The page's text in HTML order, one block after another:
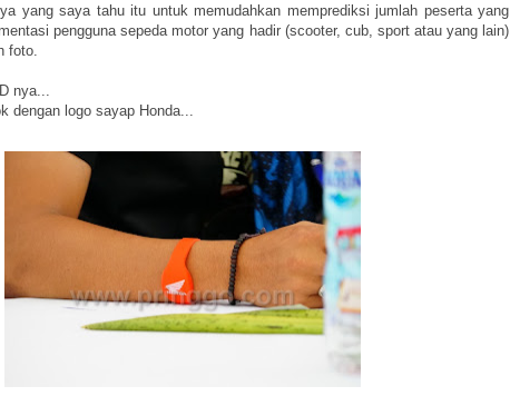
yang saya tahu itu untuk memudahkan memprediksi jumlah peserta yang
pengguna sepeda motor yang hadir (scooter, cub, sport atau yang lain)
foto.
nya...
dengan logo sayap Honda...